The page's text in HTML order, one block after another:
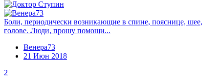
Боли, периодически возникающие в спине, пояснице, шее,
голове. Люди, прошу помощи...
Венера73
21 Июн 2018
2